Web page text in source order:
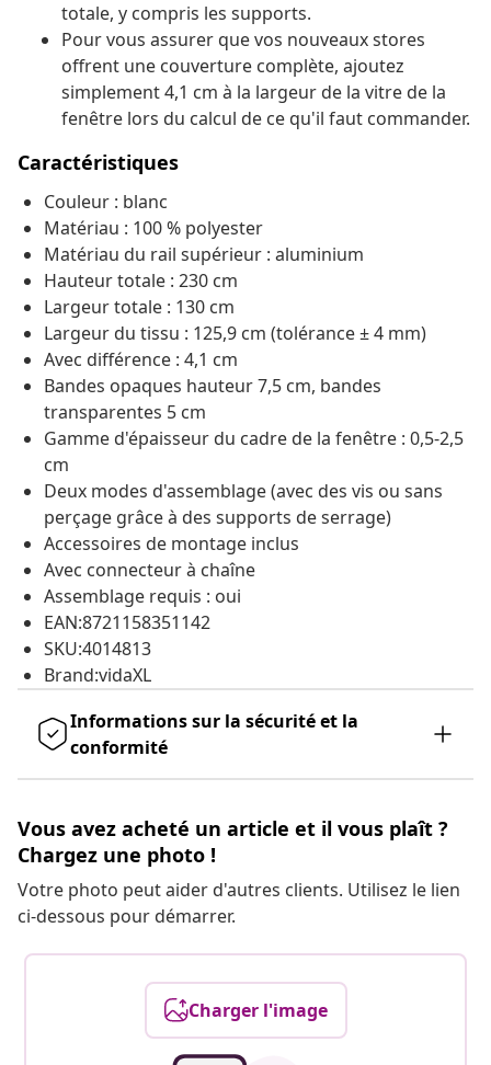
totale, y compris les supports.
Pour vous assurer que vos nouveaux stores
offrent une couverture complète, ajoutez
simplement 4,1 cm à la largeur de la vitre de la
fenêtre lors du calcul de ce qu'il faut commander.
Caractéristiques
Couleur : blanc
Matériau : 100 % polyester
Matériau du rail supérieur : aluminium
Hauteur totale : 230 cm
Largeur totale : 130 cm
Largeur du tissu : 125,9 cm (tolérance ± 4 mm)
Avec différence : 4,1 cm
Bandes opaques hauteur 7,5 cm, bandes
transparentes 5 cm
Gamme d'épaisseur du cadre de la fenêtre : 0,5-2,5
cm
Deux modes d'assemblage (avec des vis ou sans
perçage grâce à des supports de serrage)
Accessoires de montage inclus
Avec connecteur à chaîne
Assemblage requis : oui
EAN:8721158351142
SKU:4014813
Brand:vidaXL
Informations sur la sécurité et la
conformité
Vous avez acheté un article et il vous plaît ?
Chargez une photo !
Votre photo peut aider d'autres clients. Utilisez le lien
ci-dessous pour démarrer.
Charger l'image